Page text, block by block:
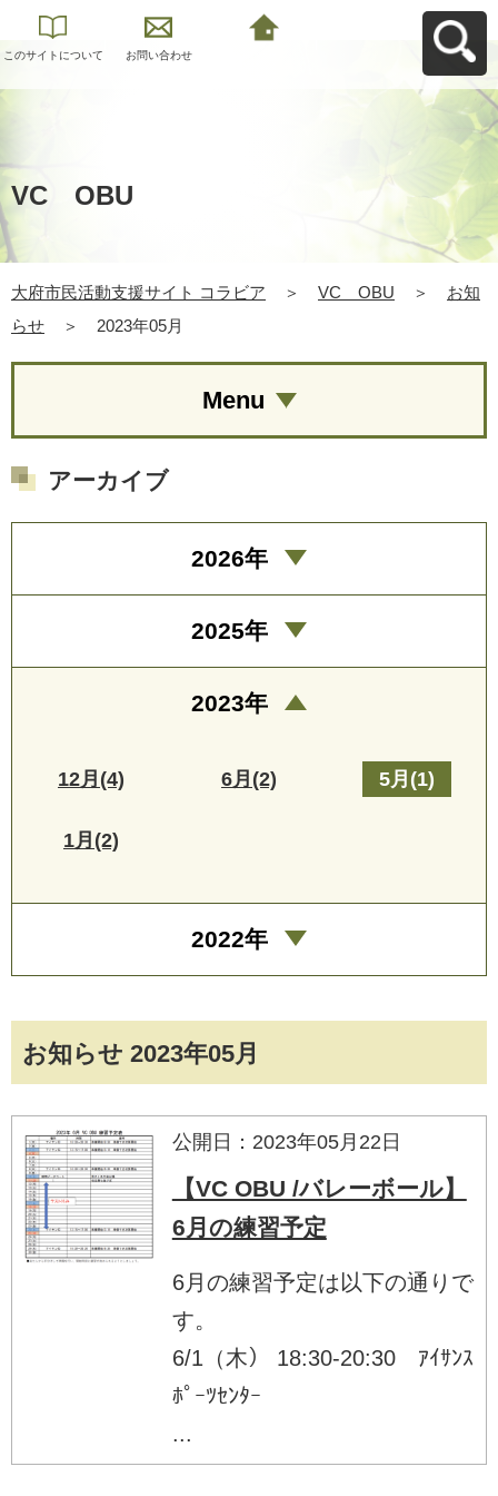
このサイトについて お問い合わせ
VC OBU
大府市民活動支援サイト コラビア ＞ VC OBU ＞
お知
らせ
＞ 2023年05月
お知らせ 2023年05月
公開日：2023年05月22日
【VC OBU /バレーボール】
6月の練習予定
6月の練習予定は以下の通りで
す。
6/1（木） 18:30-20:30 ｱｲｻﾝｽ
ﾎﾟｰﾂｾﾝﾀｰ
...
Menu
アーカイブ
2026年
2025年
2023年
12月(4) 6月(2) 5月(1)
1月(2)
2022年